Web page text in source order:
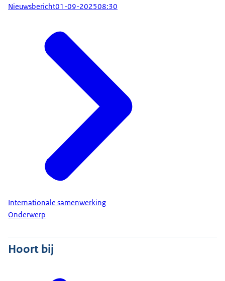
Nieuwsbericht01-09-202508:30
Internationale samenwerking
Onderwerp
Hoort bij